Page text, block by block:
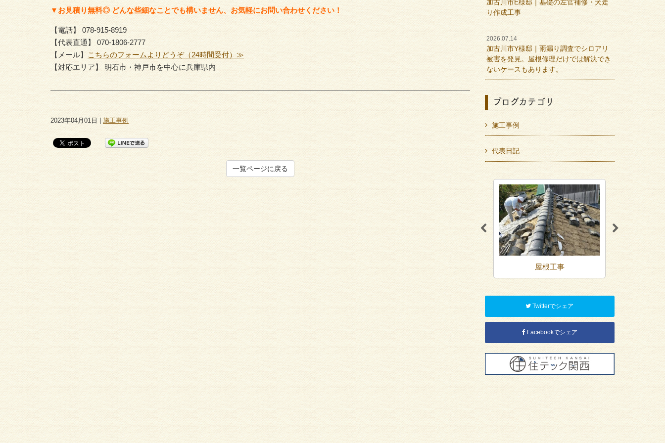
▼お見積り無料◎ どんな些細なことでも構いません、お気軽にお問い合わせください！
【電話】 078-915-8919
【代表直通】 070-1806-2777
【メール】 こちらのフォームよりどうぞ（24時間受付）≫
【対応エリア】 明石市・神戸市を中心に兵庫県内
2023年04月01日 | 施工事例
一覧ページに戻る
加古川市E様邸｜基礎の左官補修・犬走
り作成工事
2026.07.14
加古川市Y様邸｜雨漏り調査でシロアリ
被害を発見。屋根修理だけでは解決でき
ないケースもあります。
ブログカテゴリ
施工事例
代表日記
外壁・サイディング 外壁塗装 屋根工事 内装
Twitterでシェア
Facebookでシェア